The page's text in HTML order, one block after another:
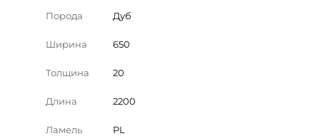
Порода Дуб
Ширина 650
Толщина 20
Длина 2200
Ламель PL